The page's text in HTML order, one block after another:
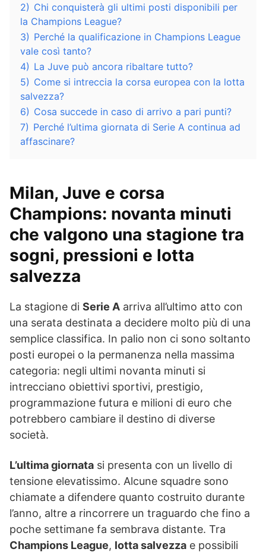
2) Chi conquisterà gli ultimi posti disponibili per
la Champions League?
3) Perché la qualificazione in Champions League
vale così tanto?
4) La Juve può ancora ribaltare tutto?
5) Come si intreccia la corsa europea con la lotta
salvezza?
6) Cosa succede in caso di arrivo a pari punti?
7) Perché l’ultima giornata di Serie A continua ad
affascinare?
Milan, Juve e corsa
Champions: novanta minuti
che valgono una stagione tra
sogni, pressioni e lotta
salvezza
La stagione di Serie A arriva all’ultimo atto con
una serata destinata a decidere molto più di una
semplice classifica. In palio non ci sono soltanto
posti europei o la permanenza nella massima
categoria: negli ultimi novanta minuti si
intrecciano obiettivi sportivi, prestigio,
programmazione futura e milioni di euro che
potrebbero cambiare il destino di diverse
società.
L’ultima giornata si presenta con un livello di
tensione elevatissimo. Alcune squadre sono
chiamate a difendere quanto costruito durante
l’anno, altre a rincorrere un traguardo che fino a
poche settimane fa sembrava distante. Tra
Champions League, lotta salvezza e possibili